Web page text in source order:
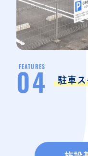
FEATURES
04 駐車